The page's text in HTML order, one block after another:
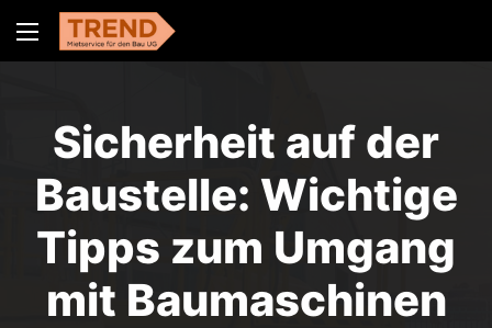
Sicherheit auf der
Baustelle: Wichtige
Tipps zum Umgang
mit Baumaschinen